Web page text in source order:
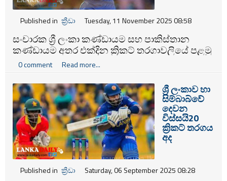
Published in ක්‍රීඩා Tuesday, 11 November 2025 08:58
සංචාරක ශ්‍රී ලංකා කණ්ඩායම සහ පාකිස්තාන
කණ්ඩායම අතර එක්දින ක්‍රිකට් තරගාවලියේ පළමු
තරගය අද (11) පැවැත්වේ.
0 comment Read more...
ශ්‍රී ලංකාව හා
සිම්බාබ්වේ
දෙවන
විස්සයි20
ක්‍රිකට් තරගය
අද
Published in ක්‍රීඩා Saturday, 06 September 2025 08:28
විඩියෝ ගැලරිය